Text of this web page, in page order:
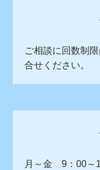
ご相談に回数制
合せください。
月～金 9：00～